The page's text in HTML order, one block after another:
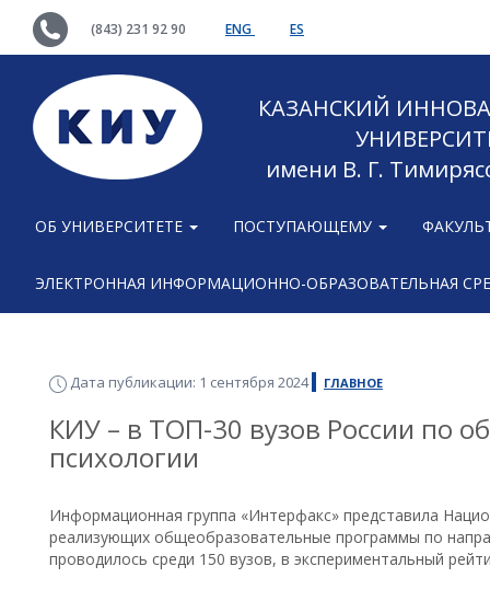
(843) 231 92 90 ENG ES
КАЗАНСКИЙ
имени В. Г.
ОБ УНИВЕРСИТЕТЕ ПОСТУПАЮЩЕМУ
ЭЛЕКТРОННАЯ ИНФОРМАЦИОННО-ОБРАЗОВАТЕЛЬНАЯ
Дата публикации: 1 сентября 2024 ГЛАВНОЕ
КИУ – в ТОП-30 вузов России по
психологии
Информационная группа «Интерфакс» представила
реализующих общеобразовательные программы по
проводилось среди 150 вузов, в экспериментальный